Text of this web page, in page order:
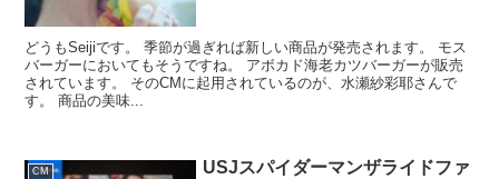
どうもSeijiです。 季節が過ぎれば新しい商品が発売されます。 モス
バーガーにおいてもそうですね。 アボカド海老カツバーガーが販売
されています。 そのCMに起用されているのが、水瀬紗彩耶さんで
す。 商品の美味...
CM
USJスパイダーマンザライドファ